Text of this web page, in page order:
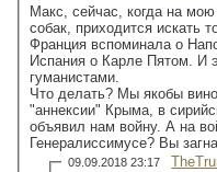
Макс, сейчас, когда на
собак, приходится искать
Франция вспоминала о
Испания о Карле Пятом. И
гуманистами.
Что делать? Мы якобы
"аннексии" Крыма, в
объявил нам войну. А на
Генералиссимусе? Вы
09.09.2018 23:17